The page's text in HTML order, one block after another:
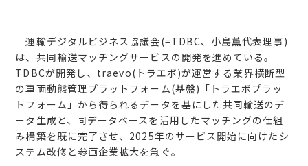
運輸デジタルビジネス協議会(=TDBC、小島薫代表理事)
は、共同輸送マッチングサービスの開発を進めている。
TDBCが開発し、traevo(トラエボ)が運営する業界横断型
の車両動態管理プラットフォーム(基盤)「トラエボプラッ
トフォーム」から得られるデータを基にした共同輸送のデ
ータ生成と、同データベースを活用したマッチングの仕組
み構築を既に完了させ、2025年のサービス開始に向けたシ
ステム改修と参画企業拡大を急ぐ。